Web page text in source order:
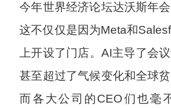
今年世界经济论坛达沃斯年
这不仅仅是因为Meta和
上开设了门店。AI主导了会
甚至超过了气候变化和全球
而各大公司的CEO们也毫